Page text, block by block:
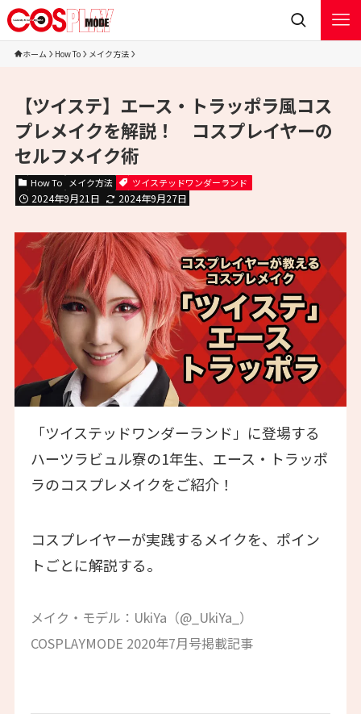
ホーム How To メイク方法
【ツイステ】エース・トラッポラ風コス
プレメイクを解説！ コスプレイヤーの
セルフメイク術
How To メイク方法 ツイステッドワンダーランド
2024年9月21日 2024年9月27日
「ツイステッドワンダーランド」に登場する
ハーツラビュル寮の1年生、エース・トラッポ
ラのコスプレメイクをご紹介！
コスプレイヤーが実践するメイクを、ポイン
トごとに解説する。
メイク・モデル：UkiYa（@_UkiYa_）
COSPLAYMODE 2020年7月号掲載記事